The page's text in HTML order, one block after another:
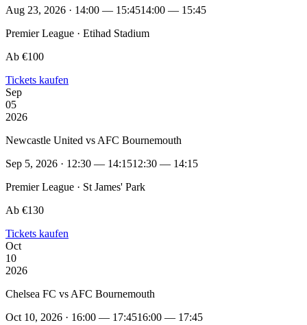
Aug 23, 2026 · 14:00 — 15:4514:00 — 15:45
Premier League · Etihad Stadium
Ab €100
Tickets kaufen
Sep
05
2026
Newcastle United vs AFC Bournemouth
Sep 5, 2026 · 12:30 — 14:1512:30 — 14:15
Premier League · St James' Park
Ab €130
Tickets kaufen
Oct
10
2026
Chelsea FC vs AFC Bournemouth
Oct 10, 2026 · 16:00 — 17:4516:00 — 17:45